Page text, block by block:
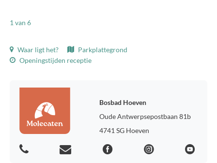
1 van 6
Waar ligt het?
Parkplattegrond
Openingstijden receptie
Bosbad Hoeven
Oude Antwerpsepostbaan 81b
4741 SG Hoeven